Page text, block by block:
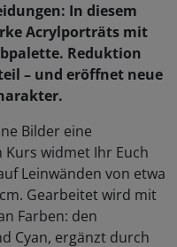
In diesem
Acrylporträts mit
Reduktion
– und eröffnet neue
Bilder eine
widmet Ihr Euch
Leinwänden von etwa
Gearbeitet wird mit
Farben: den
Cyan, ergänzt durch